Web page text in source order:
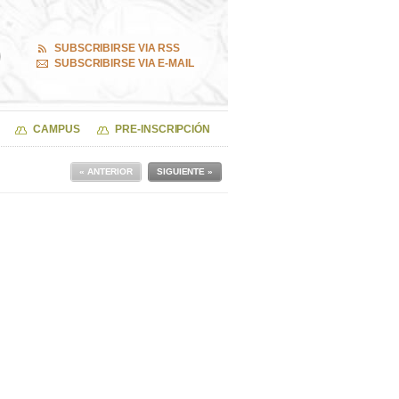
SUBSCRIBIRSE VIA RSS
SUBSCRIBIRSE VIA E-MAIL
CAMPUS PRE-INSCRIPCIÓN
SIGUIENTE »
« ANTERIOR